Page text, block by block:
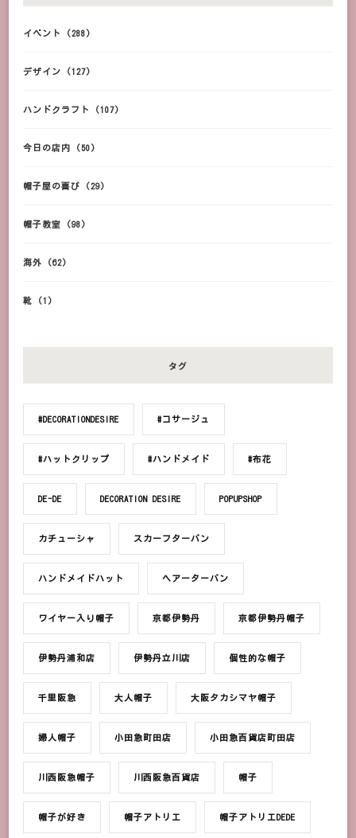
イベント (288)
デザイン (127)
ハンドクラフト (107)
今日の店内 (50)
帽子屋の喜び (29)
帽子教室 (98)
海外 (62)
靴 (1)
タグ
#DECORATIONDESIRE #コサージュ
#ハットクリップ #ハンドメイド #布花
DE-DE DECORATION DESIRE POPUPSHOP
カチューシャ スカーフターバン
ハンドメイドハット ヘアーターバン
ワイヤー入り帽子 京都伊勢丹 京都伊勢丹帽子
伊勢丹浦和店 伊勢丹立川店 個性的な帽子
千里阪急 大人帽子 大阪タカシマヤ帽子
婦人帽子 小田急町田店 小田急百貨店町田店
川西阪急帽子 川西阪急百貨店 帽子
帽子が好き 帽子アトリエ 帽子アトリエDEDE